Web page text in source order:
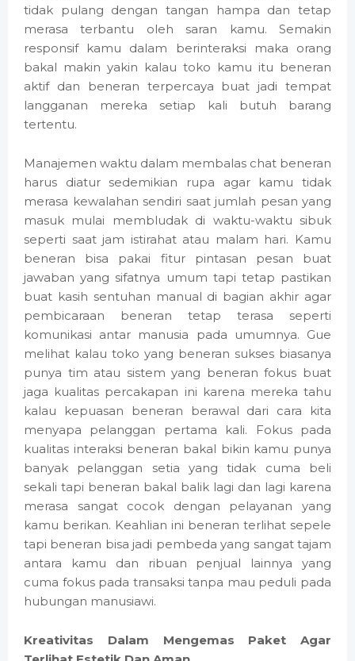
tidak pulang dengan tangan hampa dan tetap
merasa terbantu oleh saran kamu. Semakin
responsif kamu dalam berinteraksi maka orang
bakal makin yakin kalau toko kamu itu beneran
aktif dan beneran terpercaya buat jadi tempat
langganan mereka setiap kali butuh barang
tertentu.
Manajemen waktu dalam membalas chat beneran
harus diatur sedemikian rupa agar kamu tidak
merasa kewalahan sendiri saat jumlah pesan yang
masuk mulai membludak di waktu-waktu sibuk
seperti saat jam istirahat atau malam hari. Kamu
beneran bisa pakai fitur pintasan pesan buat
jawaban yang sifatnya umum tapi tetap pastikan
buat kasih sentuhan manual di bagian akhir agar
pembicaraan beneran tetap terasa seperti
komunikasi antar manusia pada umumnya. Gue
melihat kalau toko yang beneran sukses biasanya
punya tim atau sistem yang beneran fokus buat
jaga kualitas percakapan ini karena mereka tahu
kalau kepuasan beneran berawal dari cara kita
menyapa pelanggan pertama kali. Fokus pada
kualitas interaksi beneran bakal bikin kamu punya
banyak pelanggan setia yang tidak cuma beli
sekali tapi beneran bakal balik lagi dan lagi karena
merasa sangat cocok dengan pelayanan yang
kamu berikan. Keahlian ini beneran terlihat sepele
tapi beneran bisa jadi pembeda yang sangat tajam
antara kamu dan ribuan penjual lainnya yang
cuma fokus pada transaksi tanpa mau peduli pada
hubungan manusiawi.
Kreativitas Dalam Mengemas Paket Agar